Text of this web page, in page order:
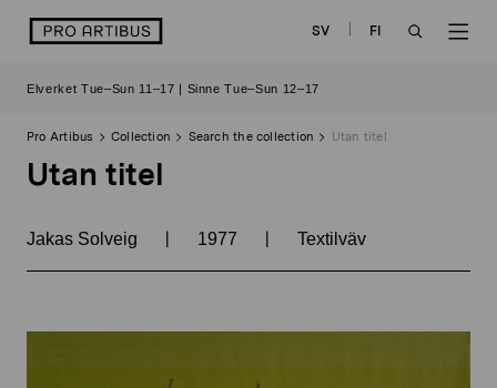
logo SV
FI
Elverket Tue–Sun 11–17 | Sinne Tue–Sun 12–17
Pro Artibus Collection Search the collection Utan titel
Utan titel
Jakas Solveig | 1977 | Textilväv